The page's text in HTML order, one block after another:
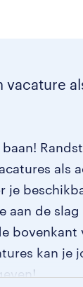
vacature
als
je
aan de slag
bovenkant
kan je